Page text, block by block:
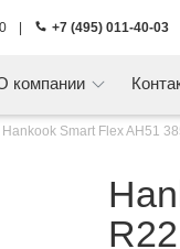
+7 (495) 011-40-03
компании
Hankook Smart Flex AH51